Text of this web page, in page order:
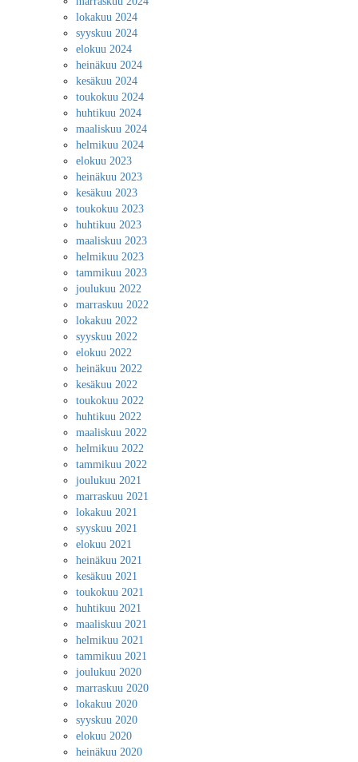
lokakuu 2024
syyskuu 2024
elokuu 2024
heinäkuu 2024
kesäkuu 2024
toukokuu 2024
huhtikuu 2024
maaliskuu 2024
helmikuu 2024
elokuu 2023
heinäkuu 2023
kesäkuu 2023
toukokuu 2023
huhtikuu 2023
maaliskuu 2023
helmikuu 2023
tammikuu 2023
joulukuu 2022
marraskuu 2022
lokakuu 2022
syyskuu 2022
elokuu 2022
heinäkuu 2022
kesäkuu 2022
toukokuu 2022
huhtikuu 2022
maaliskuu 2022
helmikuu 2022
tammikuu 2022
joulukuu 2021
marraskuu 2021
lokakuu 2021
syyskuu 2021
elokuu 2021
heinäkuu 2021
kesäkuu 2021
toukokuu 2021
huhtikuu 2021
maaliskuu 2021
helmikuu 2021
tammikuu 2021
joulukuu 2020
marraskuu 2020
lokakuu 2020
syyskuu 2020
elokuu 2020
heinäkuu 2020